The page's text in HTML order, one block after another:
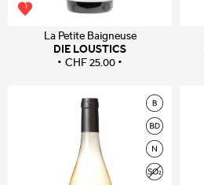
La Petite Baigneuse
DIE LOUSTICS
CHF25.00